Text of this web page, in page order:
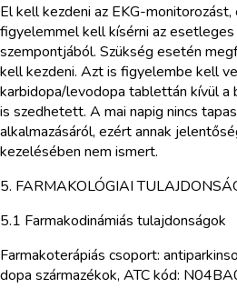
El kell kezdeni az EKG-
figyelemmel kell kísérni az esetleges
szempontjából. Szükség esetén
kell kezdeni. Azt is figyelembe kell
karbidopa/levodopa tablettán kívül
is szedhetett. A mai napig nincs
alkalmazásáról, ezért annak
kezelésében nem ismert.
5. FARMAKOLÓGIAI
5.1 Farmakodinámiás tulajdonságok
Farmakoterápiás csoport:
dopa származékok, ATC kód: